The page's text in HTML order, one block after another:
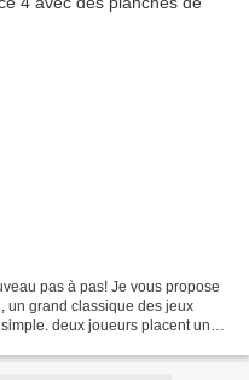
pas à pas! Je vous propose
un grand classique des jeux
deux joueurs placent un